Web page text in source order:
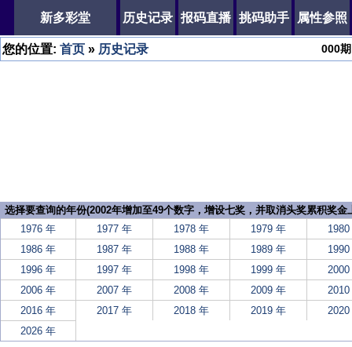
新多彩堂 历史记录 报码直播 挑码助手 属性参照
您的位置: 首页 » 历史记录 000期
选择要查询的年份(2002年增加至49个数字，增设七奖，并取消头奖累积奖
1976 年
1977 年 1978 年 1979 年
1986 年
1987 年 1988 年 1989 年
1996 年
1997 年 1998 年 1999 年
2000
2006 年
2007 年 2008 年 2009 年
2010
2016 年
2017 年 2018 年 2019 年
2020
2026 年